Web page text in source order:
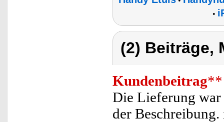
•
(2) Beiträge,
Kundenbeitrag**
Die Lieferung war
der